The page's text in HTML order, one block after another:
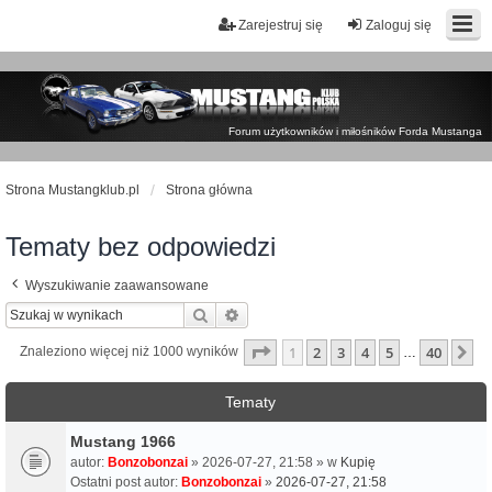
Zaloguj się
Zarejestruj się
Forum użytkowników i miłośników Forda Mustanga
Strona Mustangklub.pl Strona główna
Tematy bez odpowiedzi
Wyszukiwanie zaawansowane
Szukaj
Znaleziono więcej niż 1000 wyników Strona1 z40
1 2 3 4 5 … 40
Tematy
Mustang 1966
autor: Bonzobonzai » 2026-07-27, 21:58 » w Kupię
Ostatni post autor: Bonzobonzai » 2026-07-27, 21:58